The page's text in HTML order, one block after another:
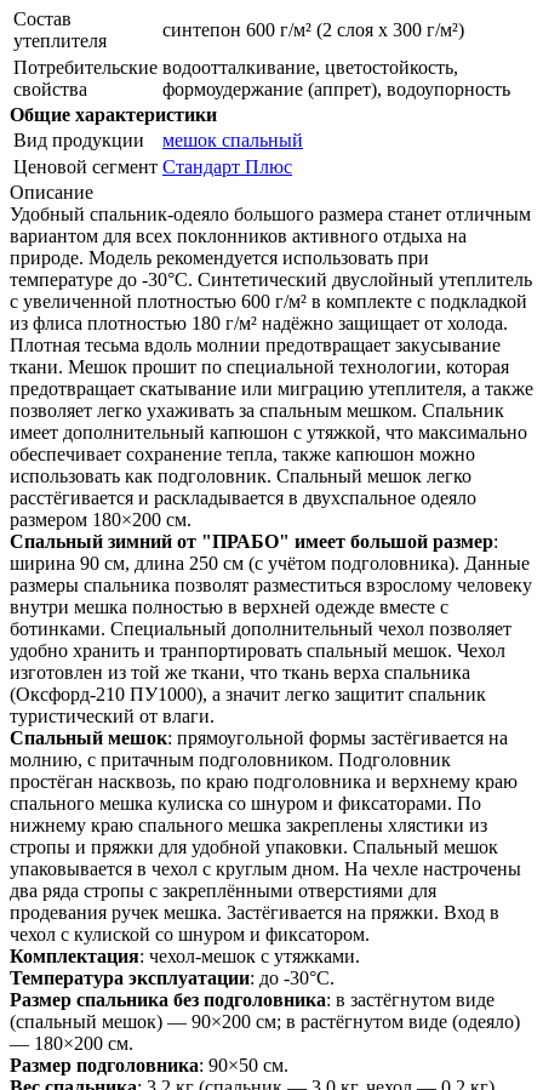
Состав
утеплителя
синтепон 600 г/м² (2 слоя х 300 г/м²)
Потребительские
свойства
водоотталкивание, цветостойкость,
формоудержание (аппрет), водоупорность
Общие характеристики
Вид продукции
мешок спальный
Ценовой сегмент Стандарт Плюс
Описание
Удобный спальник-одеяло большого размера станет отличным
вариантом для всех поклонников активного отдыха на
природе. Модель рекомендуется использовать при
температуре до -30°C. Синтетический двуслойный утеплитель
с увеличенной плотностью 600 г/м² в комплекте с подкладкой
из флиса плотностью 180 г/м² надёжно защищает от холода.
Плотная тесьма вдоль молнии предотвращает закусывание
ткани. Мешок прошит по специальной технологии, которая
предотвращает скатывание или миграцию утеплителя, а также
позволяет легко ухаживать за спальным мешком. Спальник
имеет дополнительный капюшон с утяжкой, что максимально
обеспечивает сохранение тепла, также капюшон можно
использовать как подголовник. Спальный мешок легко
расстёгивается и раскладывается в двухспальное одеяло
размером 180×200 см.
Спальный зимний от "ПРАБО" имеет большой размер:
ширина 90 см, длина 250 см (с учётом подголовника). Данные
размеры спальника позволят разместиться взрослому человеку
внутри мешка полностью в верхней одежде вместе с
ботинками. Специальный дополнительный чехол позволяет
удобно хранить и транпортировать спальный мешок. Чехол
изготовлен из той же ткани, что ткань верха спальника
(Оксфорд-210 ПУ1000), а значит легко защитит спальник
туристический от влаги.
Спальный мешок: прямоугольной формы застёгивается на
молнию, с притачным подголовником. Подголовник
простёган насквозь, по краю подголовника и верхнему краю
спального мешка кулиска со шнуром и фиксаторами. По
нижнему краю спального мешка закреплены хлястики из
стропы и пряжки для удобной упаковки. Спальный мешок
упаковывается в чехол с круглым дном. На чехле настрочены
два ряда стропы с закреплёнными отверстиями для
продевания ручек мешка. Застёгивается на пряжки. Вход в
чехол с кулиской со шнуром и фиксатором.
Комплектация: чехол-мешок с утяжками.
Температура эксплуатации: до -30°C.
Размер спальника без подголовника: в застёгнутом виде
(спальный мешок) — 90×200 см; в растёгнутом виде (одеяло)
— 180×200 см.
Размер подголовника: 90×50 см.